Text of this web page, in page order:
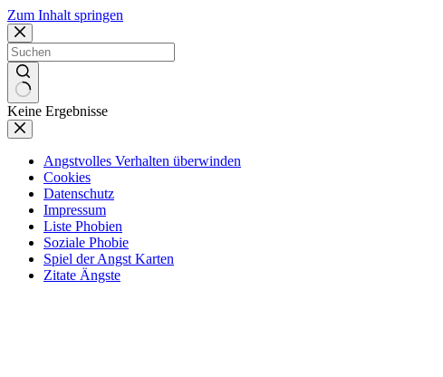
Zum Inhalt springen
Keine Ergebnisse
Angstvolles Verhalten überwinden
Cookies
Datenschutz
Impressum
Liste Phobien
Soziale Phobie
Spiel der Angst Karten
Zitate Ängste